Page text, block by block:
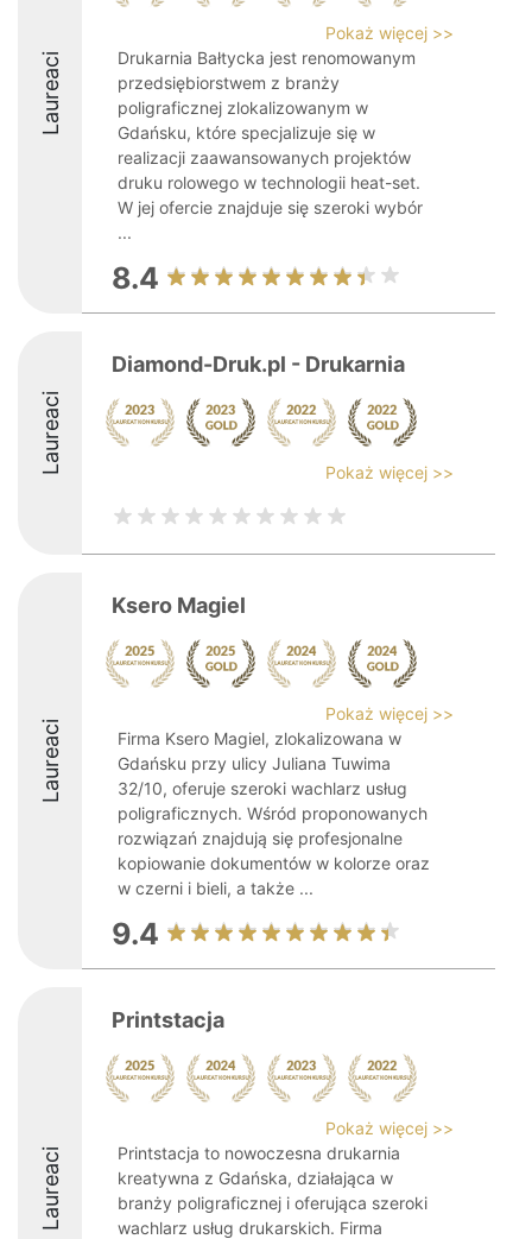
Laureaci
Pokaż więcej >>
Drukarnia Bałtycka jest renomowanym
przedsiębiorstwem z branży
poligraficznej zlokalizowanym w
Gdańsku, które specjalizuje się w
realizacji zaawansowanych projektów
druku rolowego w technologii heat-set.
W jej ofercie znajduje się szeroki wybór
...
8.4
Laureaci
Diamond-Druk.pl - Drukarnia
Pokaż więcej >>
Laureaci
Ksero Magiel
Pokaż więcej >>
Firma Ksero Magiel, zlokalizowana w
Gdańsku przy ulicy Juliana Tuwima
32/10, oferuje szeroki wachlarz usług
poligraficznych. Wśród proponowanych
rozwiązań znajdują się profesjonalne
kopiowanie dokumentów w kolorze oraz
w czerni i bieli, a także ...
9.4
Laureaci
Printstacja
Pokaż więcej >>
Printstacja to nowoczesna drukarnia
kreatywna z Gdańska, działająca w
branży poligraficznej i oferująca szeroki
wachlarz usług drukarskich. Firma